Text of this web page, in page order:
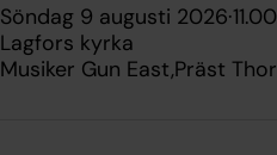
söndag 9 augusti 2026·11.00
Lagfors kyrka
Musiker Gun EastPräst